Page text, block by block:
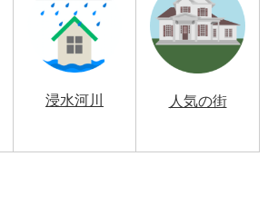
浸水河川 人気の街